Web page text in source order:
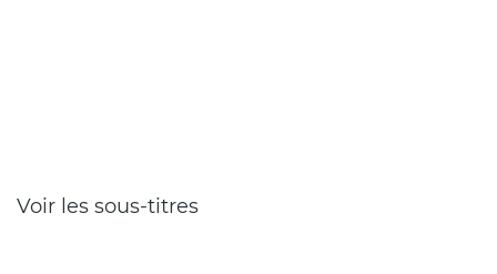
Chapeau
Voir les sous-titres